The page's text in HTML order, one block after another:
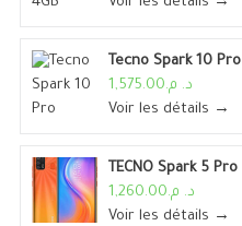
Tecno Spark 10 Pro
د. م.1,575.00
Voir les détails →
TECNO Spark 5 Pro
د. م.1,260.00
Voir les détails →